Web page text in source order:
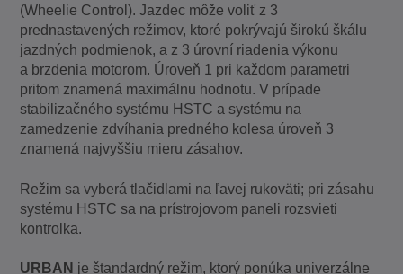
(Wheelie Control). Jazdec môže voliť z 3
prednastavených režimov, ktoré pokrývajú širokú škálu
jazdných podmienok, a z 3 úrovní riadenia výkonu
a brzdenia motorom. Úroveň 1 pri každom parametri
pritom znamená maximálnu hodnotu. V prípade
stabilizačného systému HSTC a systému na
zamedzenie zdvíhania predného kolesa úroveň 3
znamená najvyššiu mieru zásahov.
Režim sa vyberá tlačidlami na ľavej rukoväti; pri zásahu
systému HSTC sa na prístrojovom paneli rozsvieti
kontrolka.
URBAN je štandardný režim, ktorý ponúka univerzálne